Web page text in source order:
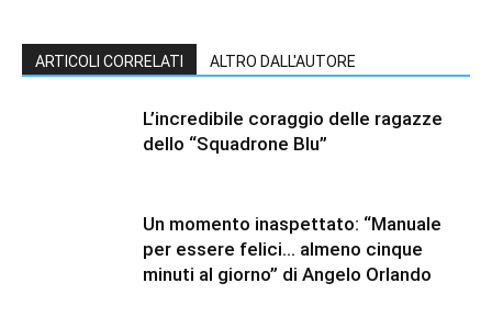
ARTICOLI CORRELATI ALTRO DALL'AUTORE
L’incredibile coraggio delle ragazze
dello “Squadrone Blu”
Un momento inaspettato: “Manuale
per essere felici… almeno cinque
minuti al giorno” di Angelo Orlando